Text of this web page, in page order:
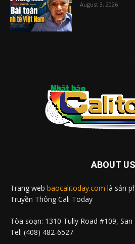
August 3, 2026
ABOUT US
Trang web baocalitoday.com là sản
Truyền Thông Cali Today
Tòa soạn: 1310 Tully Road #109, San
Tel: (408) 482-6527